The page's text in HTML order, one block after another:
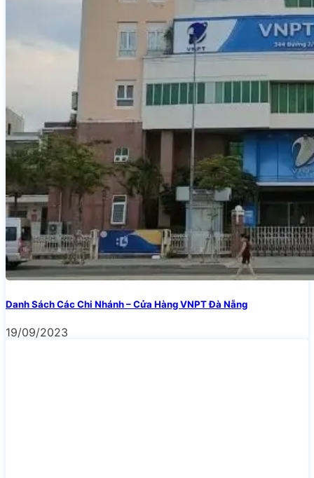
Danh Sách Các Chi Nhánh – Cửa Hàng VNPT Đà Nẵng
19/09/2023